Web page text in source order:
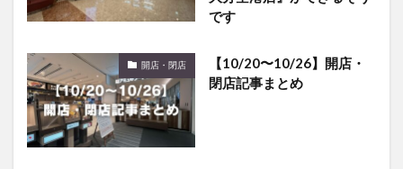
です
開店・閉店
【10/20〜10/26】開店・
閉店記事まとめ